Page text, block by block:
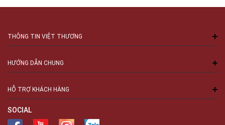
THÔNG TIN VIỆT THƯƠNG
HƯỚNG DẪN CHUNG
HỖ TRỢ KHÁCH HÀNG
SOCIAL